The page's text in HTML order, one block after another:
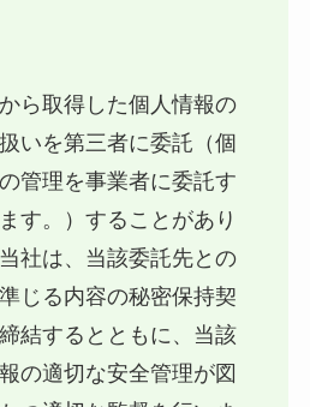
ら取得した個人情報の
いを第三者に委託（個
管理を事業者に委託す
す。）することがあり
社は、当該委託先との
じる内容の秘密保持契
結するとともに、当該
の適切な安全管理が図